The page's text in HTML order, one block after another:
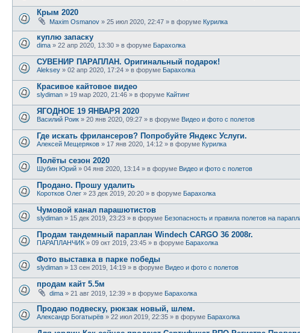
Крым 2020
Maxim Osmanov » 25 июл 2020, 22:47 » в форуме Курилка
куплю запаску
dima » 22 апр 2020, 13:30 » в форуме Барахолка
СУВЕНИР ПАРАПЛАН. Оригинальный подарок!
Aleksey » 02 апр 2020, 17:24 » в форуме Барахолка
Красивое кайтовое видео
slydiman » 19 мар 2020, 21:46 » в форуме Кайтинг
ЯГОДНОЕ 19 ЯНВАРЯ 2020
Василий Роик » 20 янв 2020, 09:27 » в форуме Видео и фото с полетов
Где искать фрилансеров? Попробуйте Яндекс Услуги.
Алексей Мещеряков » 17 янв 2020, 14:12 » в форуме Курилка
Полёты сезон 2020
Шубин Юрий » 04 янв 2020, 13:14 » в форуме Видео и фото с полетов
Продано. Прошу удалить
Коротков Олег » 23 дек 2019, 20:20 » в форуме Барахолка
Чумовой канал парашютистов
slydiman » 15 дек 2019, 23:23 » в форуме Безопасность и правила полетов на
Продам тандемный параплан Windech CARGO 36 2008г.
ПАРАПЛАНЧИК » 09 окт 2019, 23:45 » в форуме Барахолка
Фото выставка в парке победы
slydiman » 13 сен 2019, 14:19 » в форуме Видео и фото с полетов
продам кайт 5.5м
dima » 21 авг 2019, 12:39 » в форуме Барахолка
Продаю подвеску, рюкзак новый, шлем.
Александр Богатырёв » 22 июл 2019, 22:35 » в форуме Барахолка